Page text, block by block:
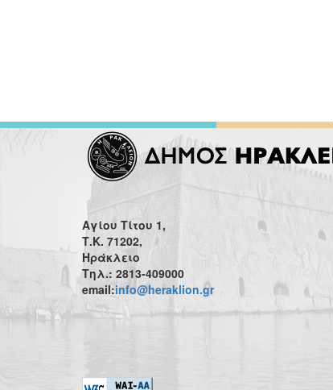
Αγίου Τίτου 1,
Τ.Κ. 71202,
Ηράκλειο
Τηλ.: 2813-409000
email:info@heraklion.gr